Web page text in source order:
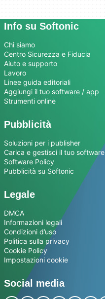
Info su Softonic
Chi siamo
Centro Sicurezza e Fiducia
Aiuto e supporto
Lavoro
Linee guida editoriali
Aggiungi il tuo software / app
Strumenti online
Pubblicità
Soluzioni per i publisher
Carica e gestisci il tuo software
Software Policy
Pubblicità su Softonic
Legale
DMCA
Informazioni legali
Condizioni d’uso
Politica sulla privacy
Cookie Policy
Impostazioni cookie
Social media